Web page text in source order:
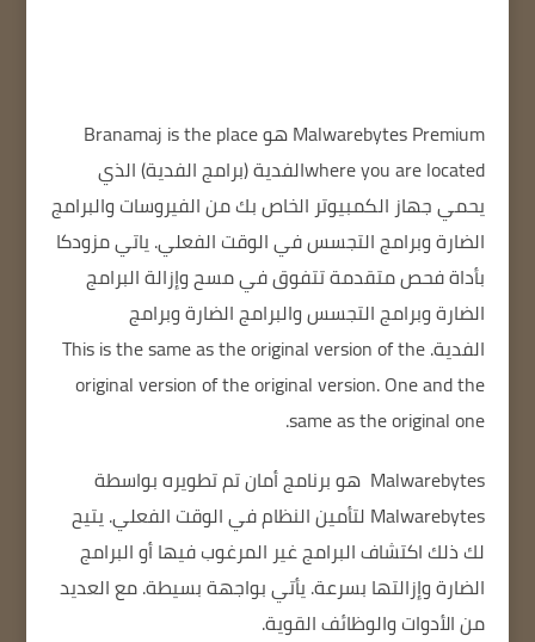
Malwarebytes PremiumهوBranamaj is the place
where you are locatedالفدية (برامج الفدية) الذي
يحمي جهاز الكمبيوتر الخاص بك من الفيروسات والبرامج
الضارة وبرامج التجسس في الوقت الفعلي.ياتي مزودكا
بأداة فحص متقدمة تتفوق في مسح وإزالة البرامج
الضارة وبرامج التجسس والبرامج الضارة وبرامج
الفدية.This is the same as the original version of the
original version of the original version.One and the
same as the original one.
Malwarebytes هو برنامج أمان تم تطويره بواسطة
Malwarebytes لتأمين النظام في الوقت الفعلي.
يتيح
لك ذلك اكتشاف البرامج غير المرغوب فيها أو البرامج
الضارة وإزالتها بسرعة.يأتي بواجهة بسيطة.مع العديد
من الأدوات والوظائف القوية.